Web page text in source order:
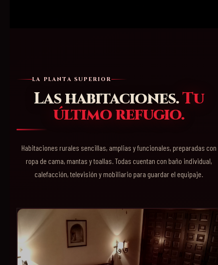
LA PLANTA SUPERIOR
Las habitaciones.Tu
último refugio.
Habitaciones rurales sencillas, amplias y funcionales, preparadas con
ropa de cama, mantas y toallas. Todas cuentan con baño individual,
calefacción, televisión y mobiliario para guardar el equipaje.